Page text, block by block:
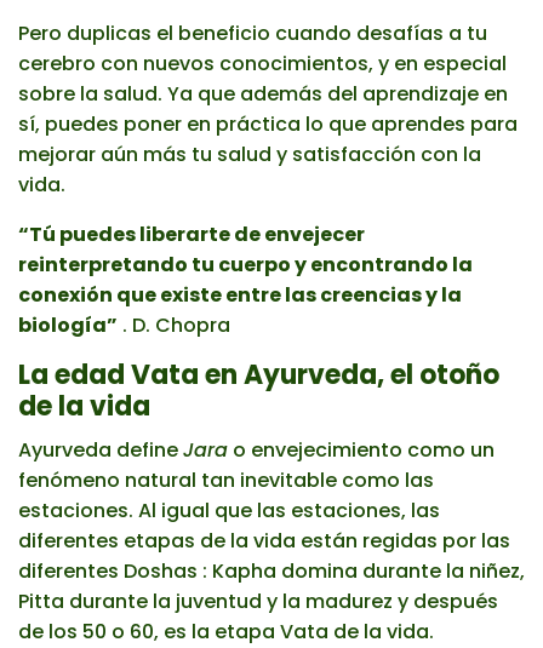
Pero duplicas el beneficio cuando desafías a tu
cerebro con nuevos conocimientos, y en especial
sobre la salud. Ya que además del aprendizaje en
sí, puedes poner en práctica lo que aprendes para
mejorar aún más tu salud y satisfacción con la
vida.
“Tú puedes liberarte de envejecer
reinterpretando tu cuerpo y encontrando la
conexión que existe entre las creencias y la
biología” . D. Chopra
La edad Vata en Ayurveda, el otoño
de la vida
Ayurveda defineJara o envejecimiento como un
fenómeno natural tan inevitable como las
estaciones. Al igual que las estaciones, las
diferentes etapas de la vida están regidas por las
diferentes Doshas : Kapha domina durante la niñez,
Pitta durante la juventud y la madurez y después
de los 50 o 60, es la etapa Vata de la vida.